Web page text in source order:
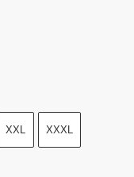
XXL XXXL